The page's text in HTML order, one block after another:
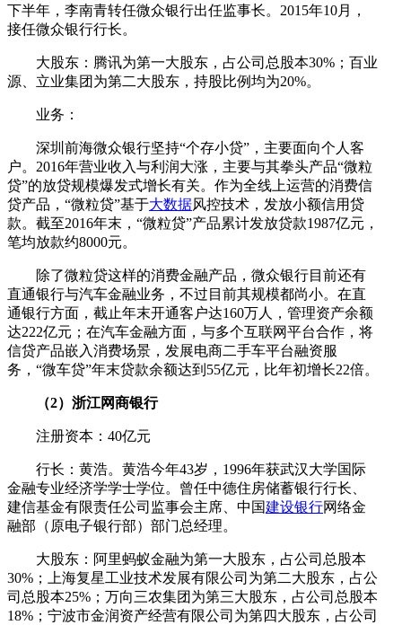
下半年，李南青转任微众银行出任监事长。2015年10月，
接任微众银行行长。
大股东：腾讯为第一大股东，占公司总股本30%；百业
源、立业集团为第二大股东，持股比例均为20%。
业务：
深圳前海微众银行坚持“个存小贷”，主要面向个人客
户。2016年营业收入与利润大涨，主要与其拳头产品“微粒
贷”的放贷规模爆发式增长有关。作为全线上运营的消费信
贷产品，“微粒贷”基于大数据风控技术，发放小额信用贷
款。截至2016年末，“微粒贷”产品累计发放贷款1987亿元，
笔均放款约8000元。
除了微粒贷这样的消费金融产品，微众银行目前还有
直通银行与汽车金融业务，不过目前其规模都尚小。在直
通银行方面，截止年末开通客户达160万人，管理资产余额
达222亿元；在汽车金融方面，与多个互联网平台合作，将
信贷产品嵌入消费场景，发展电商二手车平台融资服
务，“微车贷”年末贷款余额达到55亿元，比年初增长22倍。
（2）浙江网商银行
注册资本：40亿元
行长：黄浩。黄浩今年43岁，1996年获武汉大学国际
金融专业经济学学士学位。曾任中德住房储蓄银行行长、
建信基金有限责任公司监事会主席、中国建设银行网络金
融部（原电子银行部）部门总经理。
大股东：阿里蚂蚁金融为第一大股东，占公司总股本
30%；上海复星工业技术发展有限公司为第二大股东，占公
司总股本25%；万向三农集团为第三大股东，占公司总股本
18%；宁波市金润资产经营有限公司为第四大股东，占公司